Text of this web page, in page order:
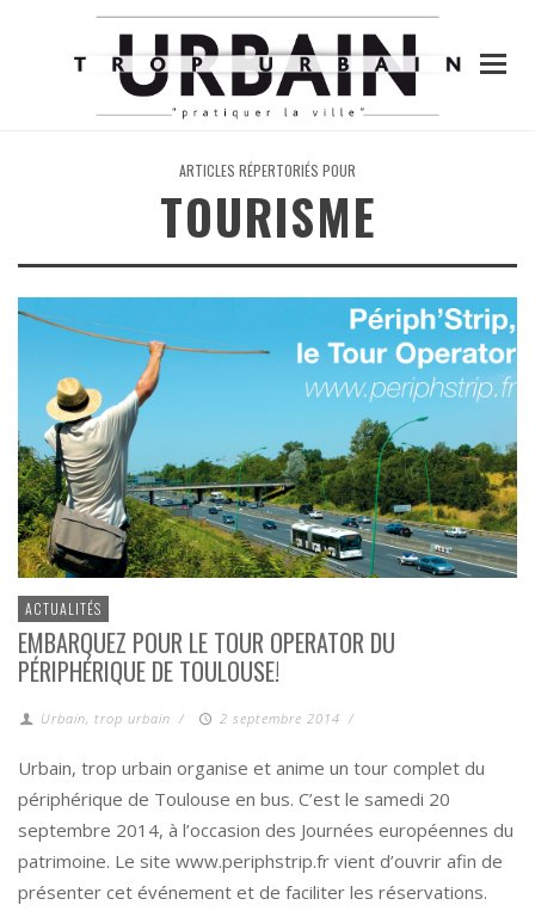
ARTICLES RÉPERTORIÉS POUR
TOURISME
ACTUALITÉS
EMBARQUEZ POUR LE TOUR OPERATOR DU
PÉRIPHÉRIQUE DE TOULOUSE!
Urbain, trop urbain / 2 septembre 2014 /
Urbain, trop urbain organise et anime un tour complet du
périphérique de Toulouse en bus. C’est le samedi 20
septembre 2014, à l’occasion des Journées européennes du
patrimoine. Le site www.periphstrip.fr vient d’ouvrir afin de
présenter cet événement et de faciliter les réservations.